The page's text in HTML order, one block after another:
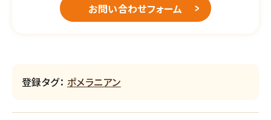
お問い合わせフォーム
登録タグ： ポメラニアン